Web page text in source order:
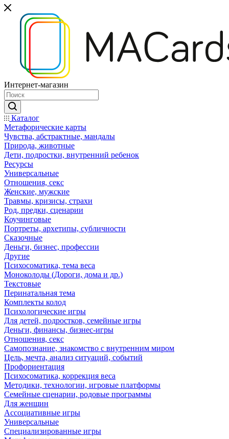
Интернет-магазин
Каталог
Mетафорические карты
Чувства, абстрактные, мандалы
Природа, животные
Дети, подростки, внутренний ребенок
Ресурсы
Универсальные
Отношения, секс
Женские, мужские
Травмы, кризисы, страхи
Род, предки, сценарии
Коучинговые
Портреты, архетипы, субличности
Сказочные
Деньги, бизнес, профессии
Другие
Психосоматика, тема веса
Моноколоды (Дороги, дома и др.)
Текстовые
Перинатальная тема
Комплекты колод
Психологические игры
Для детей, подростков, семейные игры
Деньги, финансы, бизнес-игры
Отношения, секс
Самопознание, знакомство с внутренним миром
Цель, мечта, анализ ситуаций, событий
Профориентация
Психосоматика, коррекция веса
Методики, технологии, игровые платформы
Семейные сценарии, родовые программы
Для женщин
Ассоциативные игры
Универсальные
Специализированные игры